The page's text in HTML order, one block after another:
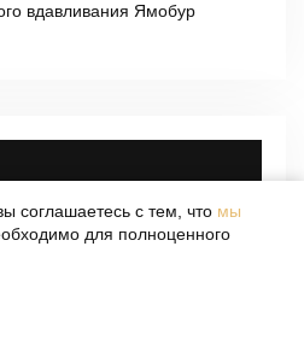
вдавливания Ямобур
соглашаетесь с тем, что мы
для полноценного